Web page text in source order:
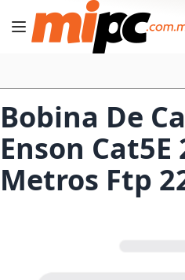
Cambiar Nav
Bobina De
Enson Cat5E
Metros Ftp